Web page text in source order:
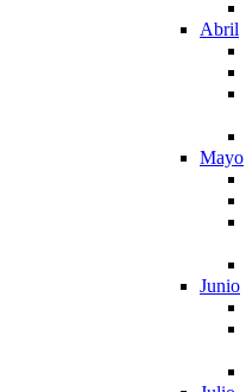
Abril
Mayo
Junio